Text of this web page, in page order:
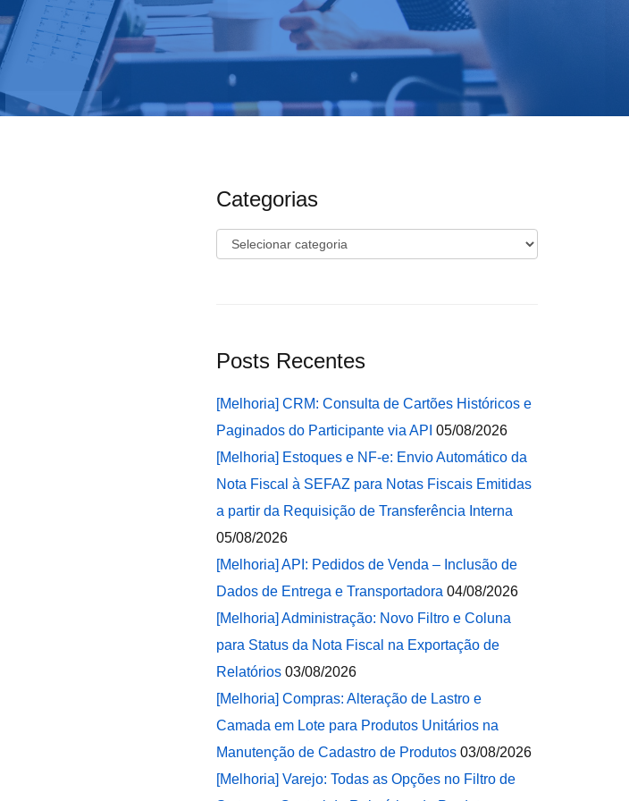
Categorias
Categorias
Posts Recentes
[Melhoria] CRM: Consulta de Cartões Históricos e
Paginados do Participante via API 05/08/2026
[Melhoria] Estoques e NF-e: Envio Automático da
Nota Fiscal à SEFAZ para Notas Fiscais Emitidas
a partir da Requisição de Transferência Interna
05/08/2026
[Melhoria] API: Pedidos de Venda – Inclusão de
Dados de Entrega e Transportadora 04/08/2026
[Melhoria] Administração: Novo Filtro e Coluna
para Status da Nota Fiscal na Exportação de
Relatórios 03/08/2026
[Melhoria] Compras: Alteração de Lastro e
Camada em Lote para Produtos Unitários na
Manutenção de Cadastro de Produtos 03/08/2026
[Melhoria] Varejo: Todas as Opções no Filtro de